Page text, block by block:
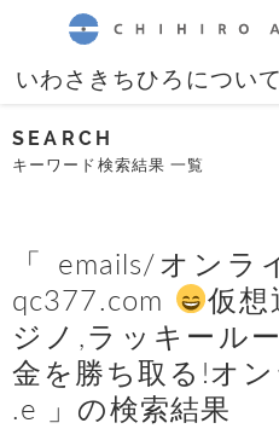
いわさきちひろについて
SEARCH
キーワード検索結果 一覧
「 emails/オン
qc377.com
仮
ジノ,ラッキール
金を勝ち取る!オ
.e 」の検索結果